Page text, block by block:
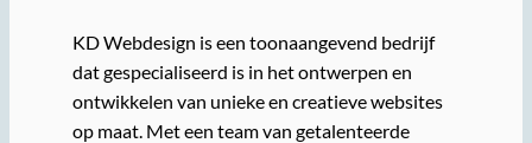
KD Webdesign is een toonaangevend bedrijf
dat gespecialiseerd is in het ontwerpen en
ontwikkelen van unieke en creatieve websites
op maat. Met een team van getalenteerde